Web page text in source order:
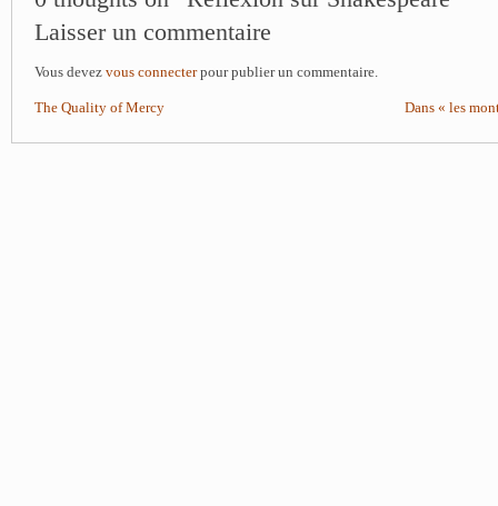
Laisser un commentaire
Vous devez vous connecterpour publier un commentaire.
The Quality of Mercy Dans « les